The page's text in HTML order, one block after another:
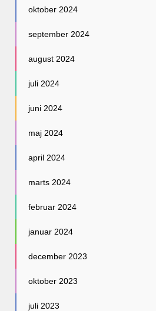
oktober 2024
september 2024
august 2024
juli 2024
juni 2024
maj 2024
april 2024
marts 2024
februar 2024
januar 2024
december 2023
oktober 2023
juli 2023